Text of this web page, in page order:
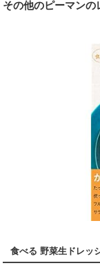
その他のピーマン
食べる 野菜生ドレッ